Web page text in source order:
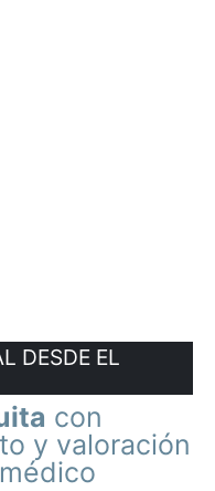
DESDE EL
con
y valoración